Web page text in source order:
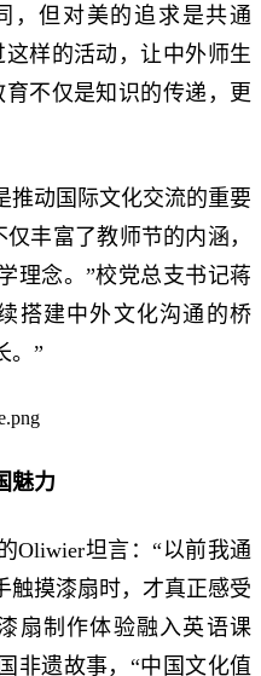
，但对美的追求是共通
样的活动，让中外师生
育不仅是知识的传递，更
推动国际文化交流的重要
丰富了教师节的内涵，
理念。 ”校党总支书记蒋
搭建中外文化沟通的桥
”
魅力
Oliwier坦言：“以前我通
触摸漆扇时，才真正感受
扇制作体验融入英语课
非遗故事，“中国文化值